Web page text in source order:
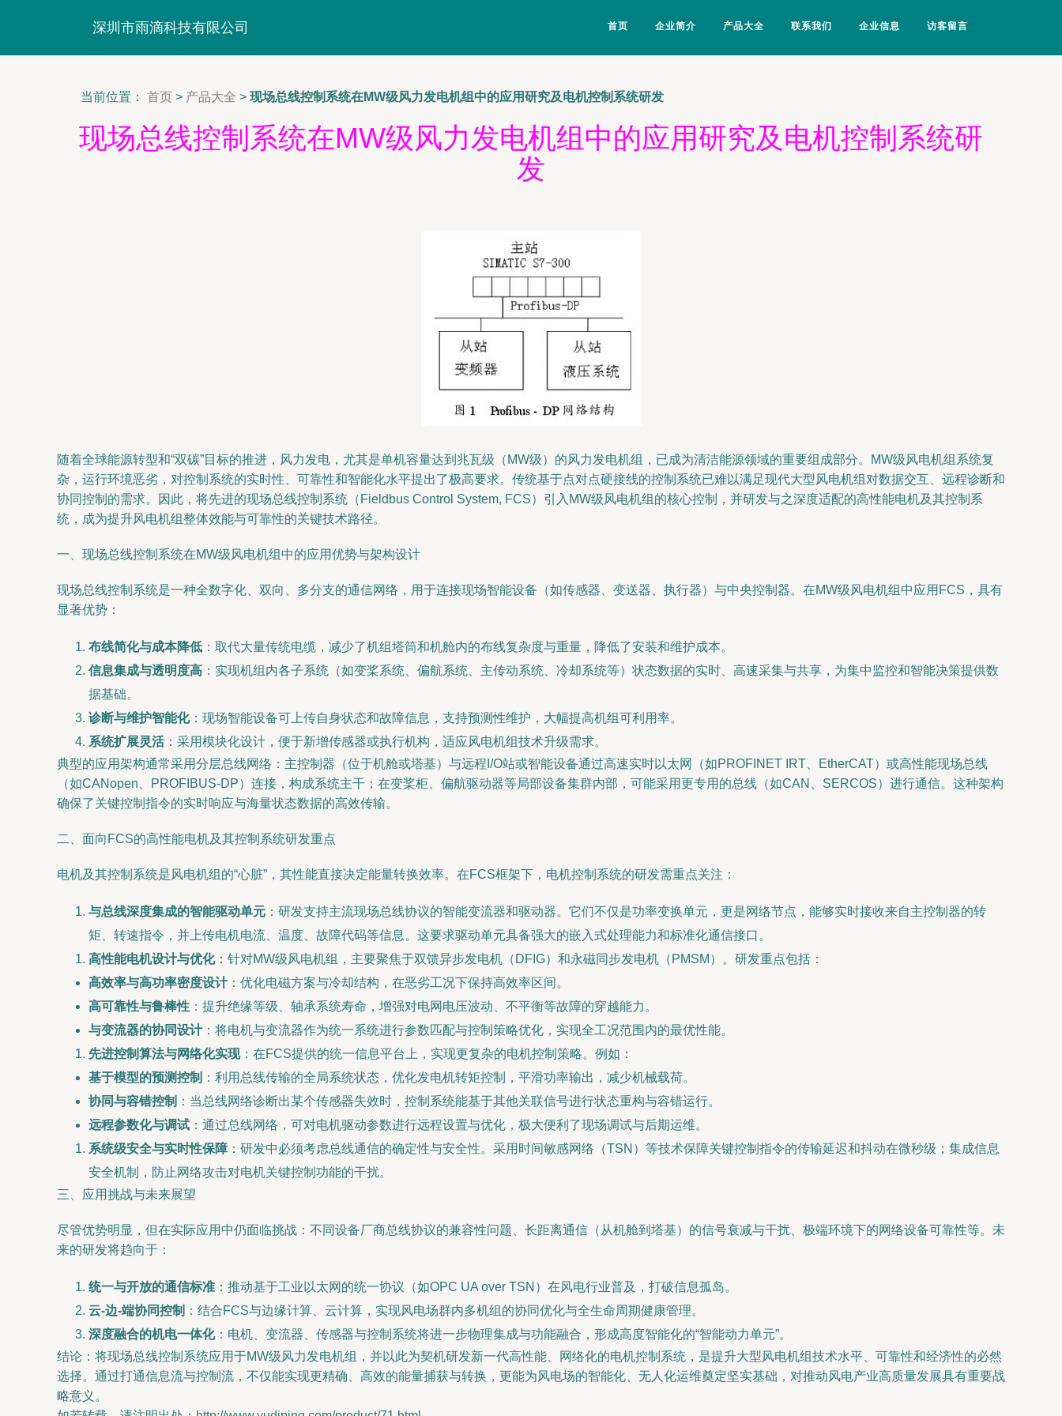
深圳市雨滴科技有限公司 首页 企业简介 产品大全 联系我们 企业信息 访客留言
当前位置： 首页 > 产品大全 > 现场总线控制系统在MW级风力发电机组中的应用研究及电机控制系统研发
现场总线控制系统在MW级风力发电机组中的应用研究及电机控制系统研
发
随着全球能源转型和“双碳”目标的推进，风力发电，尤其是单机容量达到兆瓦级（MW级）的风力发电机组，已成为清洁能源领域的重要组成部分。MW级风电机组系统复
杂，运行环境恶劣，对控制系统的实时性、可靠性和智能化水平提出了极高要求。传统基于点对点硬接线的控制系统已难以满足现代大型风电机组对数据交互、远程诊断和
协同控制的需求。因此，将先进的现场总线控制系统（Fieldbus Control System, FCS）引入MW级风电机组的核心控制，并研发与之深度适配的高性能电机及其控制系
统，成为提升风电机组整体效能与可靠性的关键技术路径。
一、现场总线控制系统在MW级风电机组中的应用优势与架构设计
现场总线控制系统是一种全数字化、双向、多分支的通信网络，用于连接现场智能设备（如传感器、变送器、执行器）与中央控制器。在MW级风电机组中应用FCS，具有
显著优势：
布线简化与成本降低 ：取代大量传统电缆，减少了机组塔筒和机舱内的布线复杂度与重量，降低了安装和维护成本。
信息集成与透明度高 ：实现机组内各子系统（如变桨系统、偏航系统、主传动系统、冷却系统等）状态数据的实时、高速采集与共享，为集中监控和智能决策提供数
据基础。
诊断与维护智能化：现场智能设备可上传自身状态和故障信息，支持预测性维护，大幅提高机组可利用率。
系统扩展灵活：采用模块化设计，便于新增传感器或执行机构，适应风电机组技术升级需求。
典型的应用架构通常采用分层总线网络：主控制器（位于机舱或塔基）与远程I/O站或智能设备通过高速实时以太网（如PROFINET IRT、EtherCAT）或高性能现场总线
（如CANopen、PROFIBUS-DP）连接，构成系统主干；在变桨柜、偏航驱动器等局部设备集群内部，可能采用更专用的总线（如CAN、SERCOS）进行通信。这种架构
确保了关键控制指令的实时响应与海量状态数据的高效传输。
二、面向FCS的高性能电机及其控制系统研发重点
电机及其控制系统是风电机组的“心脏”，其性能直接决定能量转换效率。在FCS框架下，电机控制系统的研发需重点关注：
与总线深度集成的智能驱动单元 ：研发支持主流现场总线协议的智能变流器和驱动器。它们不仅是功率变换单元，更是网络节点，能够实时接收来自主控制器的转
矩、转速指令，并上传电机电流、温度、故障代码等信息。这要求驱动单元具备强大的嵌入式处理能力和标准化通信接口。
高性能电机设计与优化：针对MW级风电机组，主要聚焦于双馈异步发电机（DFIG）和永磁同步发电机（PMSM）。研发重点包括：
高效率与高功率密度设计：优化电磁方案与冷却结构，在恶劣工况下保持高效率区间。
高可靠性与鲁棒性 ：提升绝缘等级、轴承系统寿命，增强对电网电压波动、不平衡等故障的穿越能力。
与变流器的协同设计：将电机与变流器作为统一系统进行参数匹配与控制策略优化，实现全工况范围内的最优性能。
先进控制算法与网络化实现：在FCS提供的统一信息平台上，实现更复杂的电机控制策略。例如：
基于模型的预测控制 ：利用总线传输的全局系统状态，优化发电机转矩控制，平滑功率输出，减少机械载荷。
协同与容错控制 ：当总线网络诊断出某个传感器失效时，控制系统能基于其他关联信号进行状态重构与容错运行。
远程参数化与调试 ：通过总线网络，可对电机驱动参数进行远程设置与优化，极大便利了现场调试与后期运维。
系统级安全与实时性保障：研发中必须考虑总线通信的确定性与安全性。采用时间敏感网络（TSN）等技术保障关键控制指令的传输延迟和抖动在微秒级；集成信息
安全机制，防止网络攻击对电机关键控制功能的干扰。
三、应用挑战与未来展望
尽管优势明显，但在实际应用中仍面临挑战：不同设备厂商总线协议的兼容性问题、长距离通信（从机舱到塔基）的信号衰减与干扰、极端环境下的网络设备可靠性等。未
来的研发将趋向于：
统一与开放的通信标准 ：推动基于工业以太网的统一协议（如OPC UA over TSN）在风电行业普及，打破信息孤岛。
云-边-端协同控制 ：结合FCS与边缘计算、云计算，实现风电场群内多机组的协同优化与全生命周期健康管理。
深度融合的机电一体化：电机、变流器、传感器与控制系统将进一步物理集成与功能融合，形成高度智能化的“智能动力单元”。
结论：将现场总线控制系统应用于MW级风力发电机组，并以此为契机研发新一代高性能、网络化的电机控制系统，是提升大型风电机组技术水平、可靠性和经济性的必然
选择。通过打通信息流与控制流，不仅能实现更精确、高效的能量捕获与转换，更能为风电场的智能化、无人化运维奠定坚实基础，对推动风电产业高质量发展具有重要战
略意义。